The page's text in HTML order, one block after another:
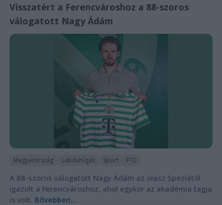
Visszatért a Ferencvároshoz a 88-szoros
válogatott Nagy Ádám
Magyarország Labdarúgás Sport FTC
A 88-szoros válogatott Nagy Ádám az olasz Speziától
igazolt a Ferencvároshoz, ahol egykor az akadémia tagja
is volt. Bővebben...